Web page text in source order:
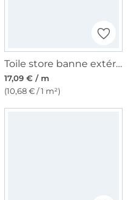
Toile store banne extérieur 160cm déperlant, uni, blanc
17,09 € / m
(10,68 € / 1 m²)